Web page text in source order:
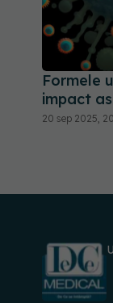
Formele
impact
20 sep 2025,